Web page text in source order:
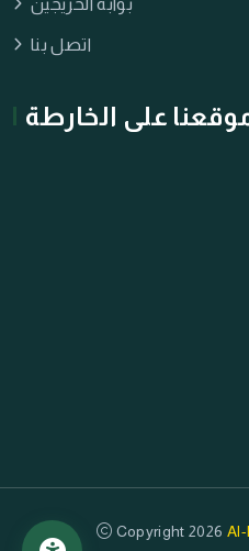
بوابة الخريجين
اتصل بنا
على الخارطة
Copyright 2026